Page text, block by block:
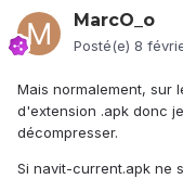
MarcO_o
Posté(e) 8
Mais normalement, sur
d'extension .apk donc
décompresser.
Si navit-current.apk ne